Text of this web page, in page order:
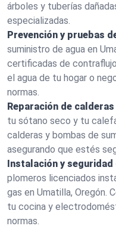
árboles y tuberías
especializadas.
Prevención y pruebas
suministro de agua en
certificadas de
el agua de tu hogar o
normas.
Reparación de
tu sótano seco y tu
calderas y bombas de
asegurando que estés
Instalación y seguridad
plomeros licenciados
gas en Umatilla, Oregón.
tu cocina y
normas.